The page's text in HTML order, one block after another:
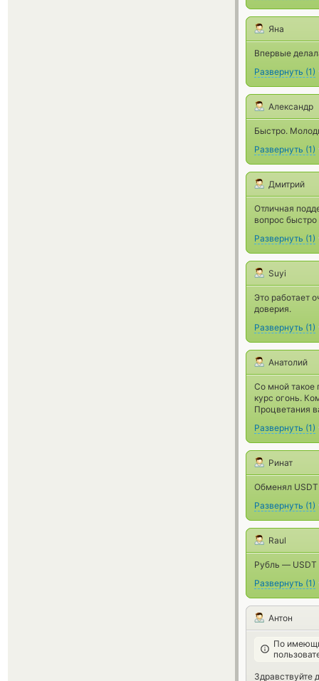
Яна
Впервые
Развернуть (1)
Александр
Быстро.
Развернуть (1)
Дмитрий
Отличная
вопрос
Развернуть (1)
Suyi
Это работает
доверия.
Развернуть (1)
Анатолий
Со мной такое
курс огонь.
Процветания
Развернуть (1)
Ринат
Обменял USDT
Развернуть (1)
Raul
Рубль — USDT
Развернуть (1)
Антон
По
Здравствуйте